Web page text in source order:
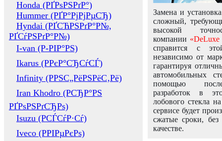
Honda (РҐРѕРЅРґР°)
Hummer (РҐР°РјРјРµСЂ)
Hyndai (РҐСЋРЅРґР°Р№,
РҐСѓРЅРґР°Р№)
I-van (Р-РІР°РЅ)
Ikarus (РРєР°СЂСѓСЃ)
Infinity (РРЅС„РёРЅРёС‚Рё)
Iran Khodro (РСЂР°РЅ
РҐРѕРЅРґСЂРѕ)
Isuzu (РСЃСѓР·Сѓ)
Iveco (РРІРµРєРѕ)
Замена и
сложный,
высокой
компании «DeLuxe
справится с
независимо от
гарантируя
автомобильных
помощью
разработок в
лобового стекла
сервисе будет
сжатые сроки,
качестве.